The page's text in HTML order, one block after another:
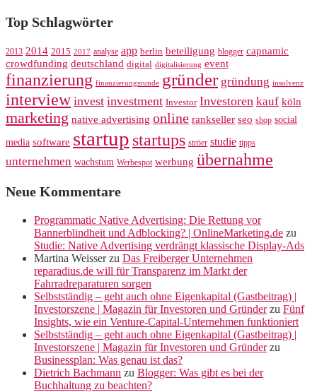
Top Schlagwörter
2013 2014 2015 2017 analyse app berlin beteiligung blogger capnamic
crowdfunding deutschland digital digitalisierung event
finanzierung finanzierungsrunde gründer gründung insolvenz
interview invest investment Investor Investoren kauf köln
marketing native advertising online rankseller seo shop social
media software startup startups ströer studie tipps
unternehmen wachstum Werbespot werbung übernahme
Neue Kommentare
Programmatic Native Advertising: Die Rettung vor
Bannerblindheit und Adblocking? | OnlineMarketing.de zu
Studie: Native Advertising verdrängt klassische Display-Ads
Martina Weisserzu Das Freiberger Unternehmen
reparadius.de will für Transparenz im Markt der
Fahrradreparaturen sorgen
Selbstständig – geht auch ohne Eigenkapital (Gastbeitrag) |
Investorszene | Magazin für Investoren und Gründerzu Fünf
Insights, wie ein Venture-Capital-Unternehmen funktioniert
Selbstständig – geht auch ohne Eigenkapital (Gastbeitrag) |
Investorszene | Magazin für Investoren und Gründerzu
Businessplan: Was genau ist das?
Dietrich Bachmann zu Blogger: Was gibt es bei der
Buchhaltung zu beachten?